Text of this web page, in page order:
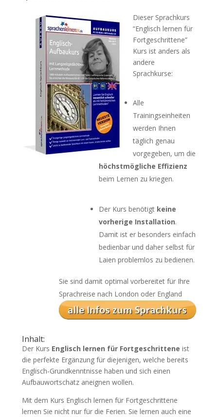
Dieser Sprachkurs
“Englisch lernen für
Fortgeschrittene”
Kurs ist anders als
andere
Sprachkurse:
Alle
Trainingseinheiten
werden Ihnen
täglich genau
vorgegeben, um die
höchstmögliche Effizienz
beim Lernen zu kriegen.
Der Kurs benötigt keine
vorherige Installation.
Damit ist er besonders einfach
bedienbar und daher selbst für
Laien problemlos zu bedienen.
Sie sind damit optimal vorbereitet für Ihre
Sprachreise nach London oder England
Inhalt:
Der Kurs Englisch lernen für Fortgeschrittene ist
die perfekte Ergänzung für diejenigen, welche bereits
Englisch-Grundkenntnisse haben und sich einen
Aufbauwortschatz aneignen wollen.
Mit dem Kurs Englisch lernen für Fortgeschrittene
lernen Sie nicht nur für die Ferien. Sie lernen auch eine